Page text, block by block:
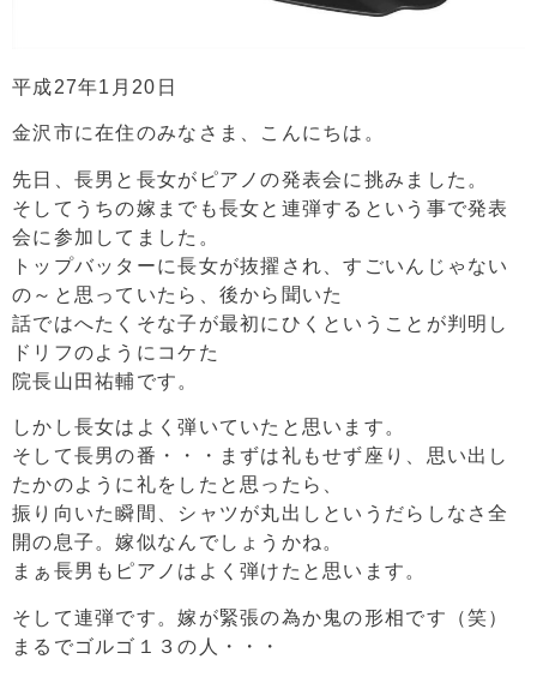
平成27年1月20日
金沢市に在住のみなさま、こんにちは。
先日、長男と長女がピアノの発表会に挑みました。
そしてうちの嫁までも長女と連弾するという事で発表
会に参加してました。
トップバッターに長女が抜擢され、すごいんじゃない
の～と思っていたら、後から聞いた
話ではへたくそな子が最初にひくということが判明し
ドリフのようにコケた
院長山田祐輔です。
しかし長女はよく弾いていたと思います。
そして長男の番・・・まずは礼もせず座り、思い出し
たかのように礼をしたと思ったら、
振り向いた瞬間、シャツが丸出しというだらしなさ全
開の息子。嫁似なんでしょうかね。
まぁ長男もピアノはよく弾けたと思います。
そして連弾です。嫁が緊張の為か鬼の形相です（笑）
まるでゴルゴ１３の人・・・